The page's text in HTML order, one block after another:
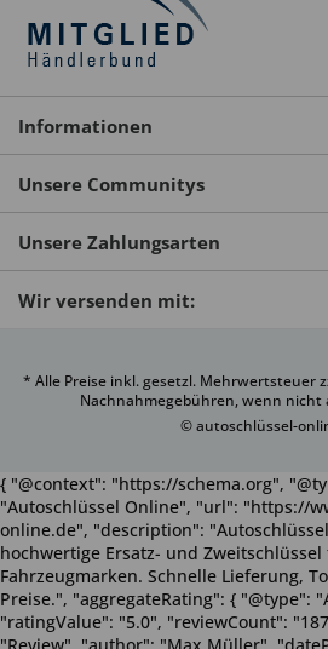
Informationen
Unsere Communitys
Unsere Zahlungsarten
Wir versenden mit:
* Alle Preise inkl. gesetzl. Mehrwertsteuer
Nachnahmegebühren, wenn nicht
© autoschlüssel-
{ "@context": "https://schema.org",
"Autoschlüssel Online", "url": "https://
online.de", "description":
hochwertige Ersatz- und
Fahrzeugmarken. Schnelle Lieferung,
Preise.", "aggregateRating": { "@type":
"ratingValue": "5.0", "reviewCount":